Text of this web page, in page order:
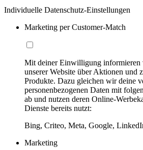
Individuelle Datenschutz-Einstellungen
Marketing per Customer-Match
Mit deiner Einwilligung informieren
unserer Website über Aktionen und
Produkte. Dazu gleichen wir deine
personenbezogenen Daten mit
ab und nutzen deren Online-
Dienste bereits nutzt:
Bing, Criteo, Meta, Google,
Marketing